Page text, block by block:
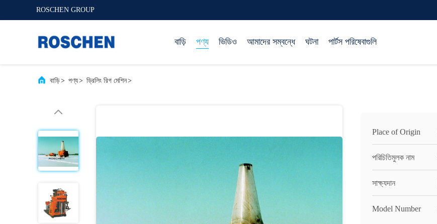
ROSCHEN GROUP
বাড়ি পণ্য ভিডিও আমাদের সম্বন্ধে ঘটনা পার্টস পরিষেবাগুলি
বাড়ি> পণ্য> ড্রিলিং রিগ মেশিন>
Place of Origin
পরিচিতিমুলক নাম
সাক্ষ্যদান
Model Number